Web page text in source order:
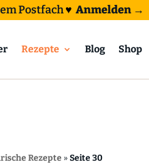
Postfach♥ Anmelden →
Rezepte Blog Shop
Rezepte»Seite 30